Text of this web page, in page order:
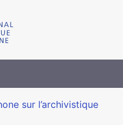
sur l’archivistique